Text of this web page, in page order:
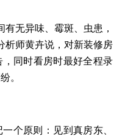
无异味、霉斑、虫患，
析师黄卉说，对新装修房
同时看房时最好全程录
。
个原则：见到真房东、